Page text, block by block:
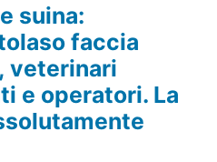
suina:
faccia
veterinari
e operatori. La